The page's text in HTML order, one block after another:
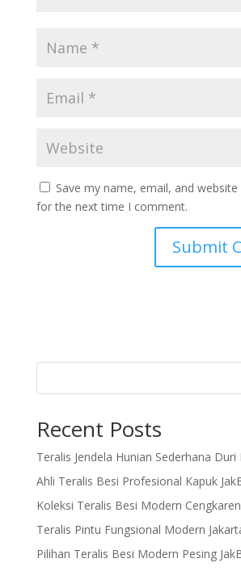
Save my name, email, and
for the next time I comment.
Recent Posts
Teralis Jendela Hunian Sederhana Duri
Ahli Teralis Besi Profesional Kapuk
Koleksi Teralis Besi Modern
Teralis Pintu Fungsional Modern
Pilihan Teralis Besi Modern Pesing